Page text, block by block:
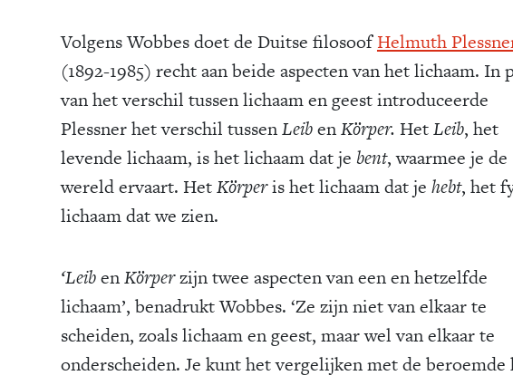
Volgens Wobbes doet de Duitse filosoofHelmuth
(1892-1985) recht aan beide aspecten van het lichaam. In
van het verschil tussen lichaam en geest introduceerde
Plessner het verschil tussenLeibenKörper. HetLeib, het
levende lichaam, is het lichaam dat je bent, waarmee je de
wereld ervaart. HetKörperis het lichaam dat je hebt, het
lichaam dat we zien.
‘LeibenKörperzijn twee aspecten van een en hetzelfde
lichaam’, benadrukt Wobbes. ‘Ze zijn niet van elkaar te
scheiden, zoals lichaam en geest, maar wel van elkaar te
onderscheiden. Je kunt het vergelijken met de beroemde